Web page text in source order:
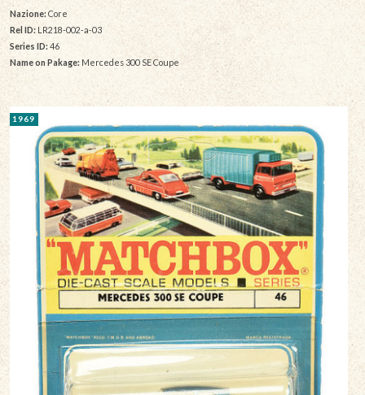
Nazione: Core
Rel ID:LR218-002-a-03
Series ID: 46
Name on Pakage: Mercedes 300 SE Coupe
1969